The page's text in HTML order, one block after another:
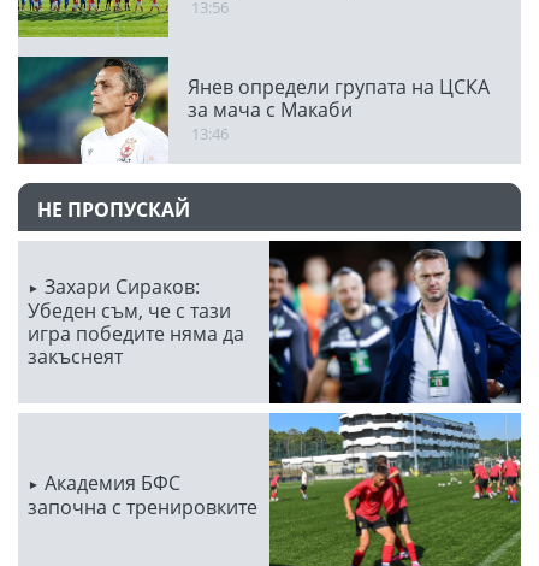
13:56
Янев определи групата на ЦСКА
за мача с Макаби
13:46
НЕ ПРОПУСКАЙ
Захари Сираков:
Убеден съм, че с тази
игра победите няма да
закъснеят
Академия БФС
започна с тренировките